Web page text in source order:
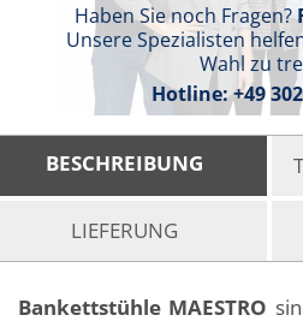
Haben Sie noch Fragen?
Unsere Spezialisten
Wahl zu
Hotline:+49
BESCHREIBUNG
LIEFERUNG
Bankettstühle MAESTRO